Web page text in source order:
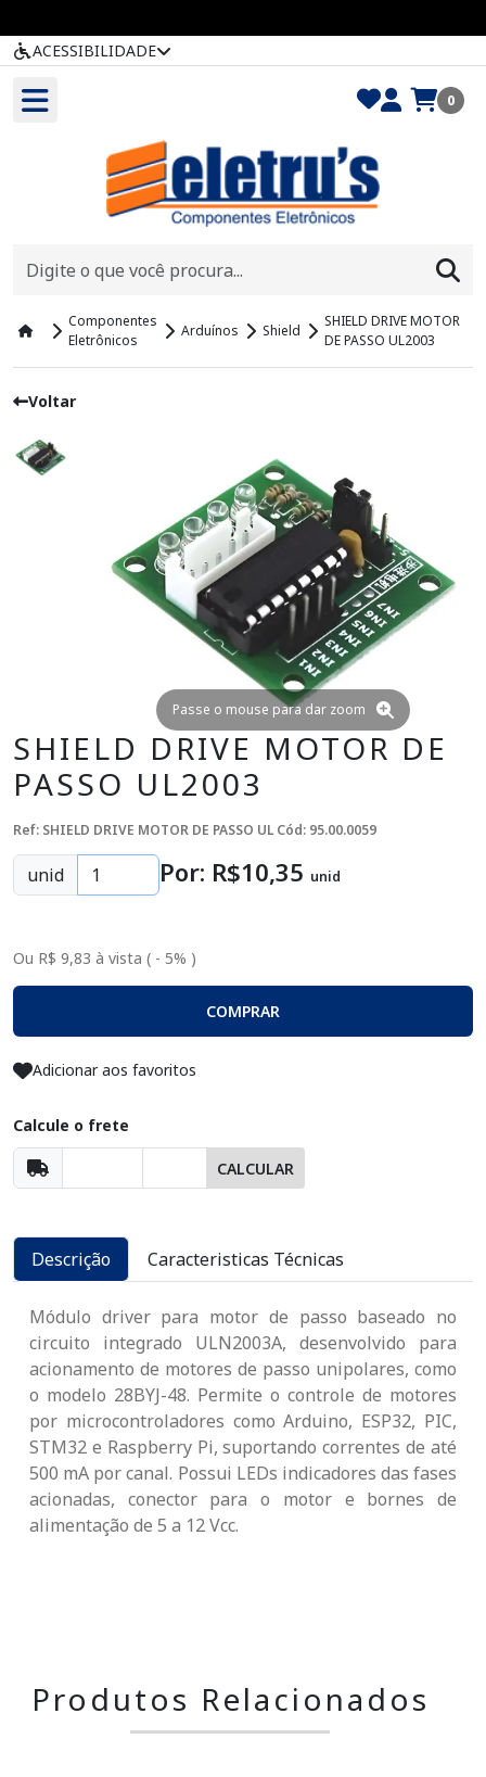
ACESSIBILIDADE
0
Componentes
Eletrônicos
Arduínos Shield
SHIELD DRIVE MOTOR
DE PASSO UL2003
Voltar
Passe o mouse para dar zoom
SHIELD DRIVE MOTOR DE
PASSO UL2003
Ref: SHIELD DRIVE MOTOR DE PASSO UL Cód: 95.00.0059
unid Por: R$10,35 unid
Ou R$ 9,83 à vista ( - 5% )
COMPRAR
Adicionar aos favoritos
Calcule o frete
CALCULAR
Descrição Caracteristicas Técnicas
Módulo driver para motor de passo baseado no
circuito integrado ULN2003A, desenvolvido para
acionamento de motores de passo unipolares, como
o modelo 28BYJ-48. Permite o controle de motores
por microcontroladores como Arduino, ESP32, PIC,
STM32 e Raspberry Pi, suportando correntes de até
500 mA por canal. Possui LEDs indicadores das fases
acionadas, conector para o motor e bornes de
alimentação de 5 a 12 Vcc.
Produtos Relacionados